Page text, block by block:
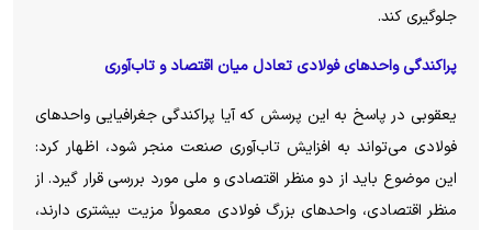
جلوگیری کند.
پراکندگی واحد‌های فولادی تعادل میان اقتصاد و تاب‌آوری
یعقوبی در پاسخ به این پرسش که آیا پراکندگی جغرافیایی واحد‌های
فولادی می‌تواند به افزایش تاب‌آوری صنعت منجر شود، اظهار کرد:
این موضوع باید از دو منظر اقتصادی و ملی مورد بررسی قرار گیرد. از
منظر اقتصادی، واحد‌های بزرگ فولادی معمولاً مزیت بیشتری دارند،